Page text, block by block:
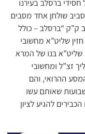
ברסלב בעירנו
שולחן אחד מסבים
ק”ק “ברסלב – כולל
שליט”א מחשובי
שליט”א בנו של המרא
זצ”ל ומחשובי
ההרואי, והם
שאותם עשו
להגיע לציון